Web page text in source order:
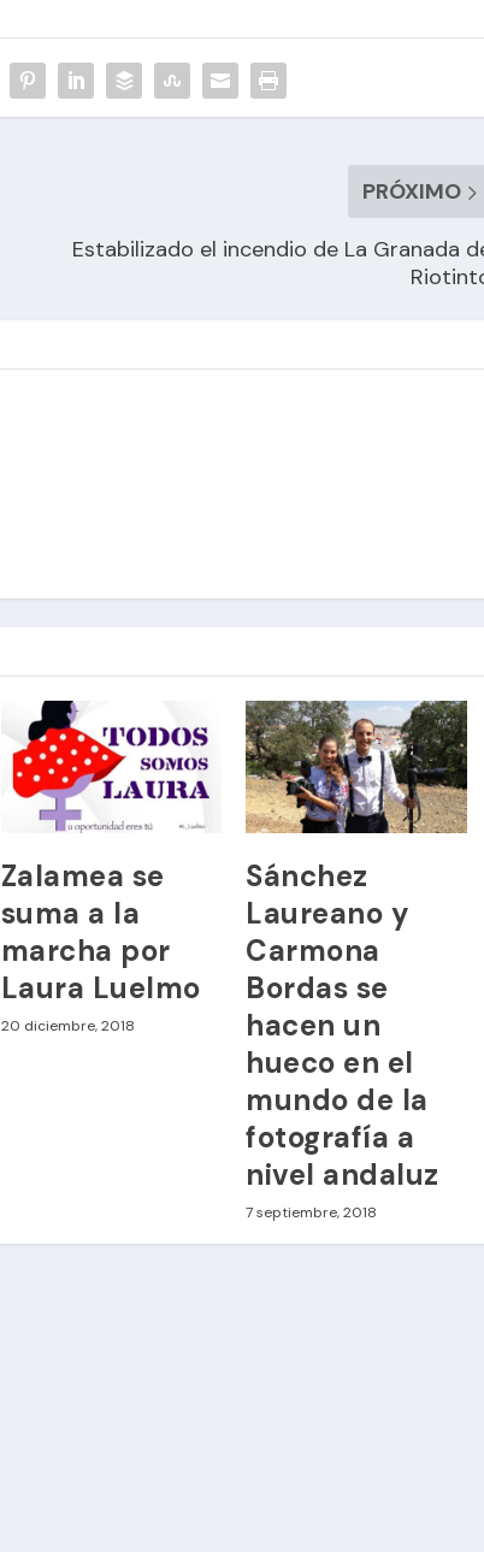
PRÓXIMO
Estabilizado el incendio de La Granada
Zalamea se
suma a la
marcha por
Laura Luelmo
20 diciembre, 2018
Sánchez
Laureano y
Carmona
Bordas se
hacen un
hueco en el
mundo de la
fotografía a
nivel andaluz
7 septiembre, 2018